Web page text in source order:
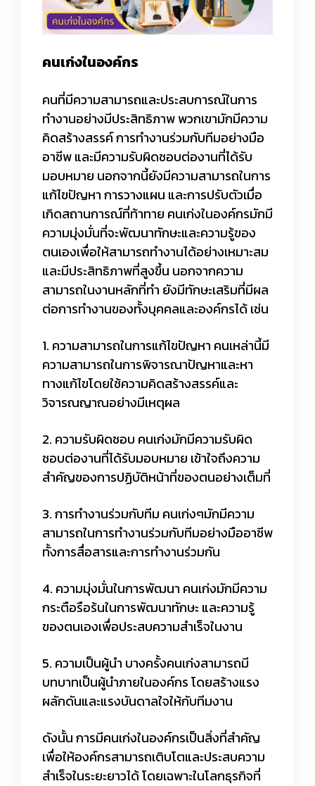
คนเก่งในองค์กร
คนที่มีความสามารถและประสบการณ์ในการ
ทำงานอย่างมีประสิทธิภาพ พวกเขามักมีความ
คิดสร้างสรรค์ การทำงานร่วมกับทีมอย่างมือ
อาชีพ และมีความรับผิดชอบต่องานที่ได้รับ
มอบหมาย นอกจากนี้ยังมีความสามารถในการ
แก้ไขปัญหา การวางแผน และการปรับตัวเมื่อ
เกิดสถานการณ์ที่ท้าทาย คนเก่งในองค์กรมักมี
ความมุ่งมั่นที่จะพัฒนาทักษะและความรู้ของ
ตนเองเพื่อให้สามารถทำงานได้อย่างเหมาะสม
และมีประสิทธิภาพที่สูงขึ้น นอกจากความ
สามารถในงานหลักที่ทำ ยังมีทักษะเสริมที่มีผล
ต่อการทำงานของทั้งบุคคลและองค์กรได้ เช่น
1. ความสามารถในการแก้ไขปัญหา คนเหล่านี้มี
ความสามารถในการพิจารณาปัญหาและหา
ทางแก้ไขโดยใช้ความคิดสร้างสรรค์และ
วิจารณญาณอย่างมีเหตุผล
2. ความรับผิดชอบ คนเก่งมักมีความรับผิด
ชอบต่องานที่ได้รับมอบหมาย เข้าใจถึงความ
สำคัญของการปฏิบัติหน้าที่ของตนอย่างเต็มที่
3. การทำงานร่วมกับทีม คนเก่งๆมักมีความ
สามารถในการทำงานร่วมกับทีมอย่างมืออาชีพ
ทั้งการสื่อสารและการทำงานร่วมกัน
4. ความมุ่งมั่นในการพัฒนา คนเก่งมักมีความ
กระตือรือร้นในการพัฒนาทักษะ และความรู้
ของตนเองเพื่อประสบความสำเร็จในงาน
5. ความเป็นผู้นำ บางครั้งคนเก่งสามารถมี
บทบาทเป็นผู้นำภายในองค์กร โดยสร้างแรง
ผลักดันและแรงบันดาลใจให้กับทีมงาน
ดังนั้น การมีคนเก่งในองค์กรเป็นสิ่งที่สำคัญ
เพื่อให้องค์กรสามารถเติบโตและประสบความ
สำเร็จในระยะยาวได้ โดยเฉพาะในโลกธุรกิจที่